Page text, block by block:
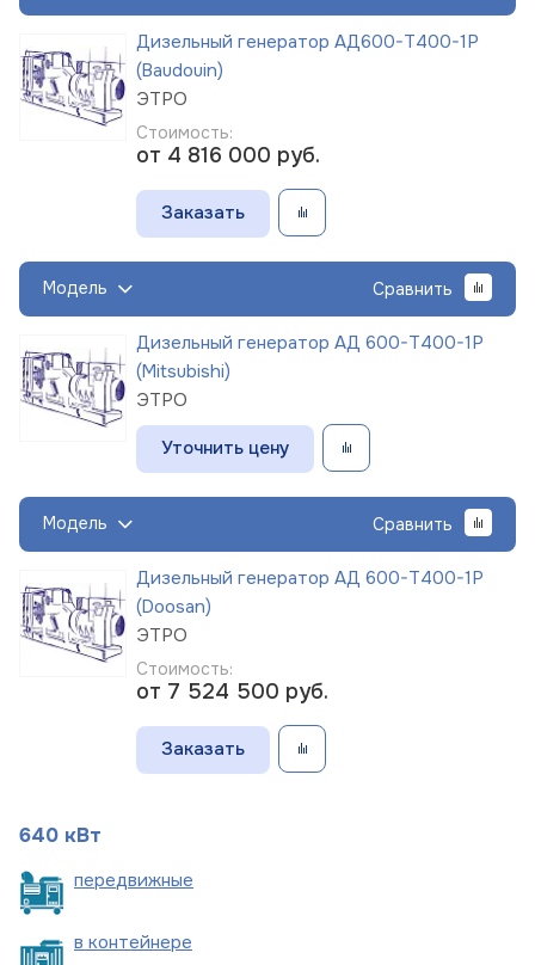
Дизельный генератор АД600-Т400-1Р
(Baudouin)
ЭТРО
Стоимость:
от 4 816 000 руб.
Заказать
Модель Сравнить
Дизельный генератор АД 600-Т400-1Р
(Mitsubishi)
ЭТРО
Уточнить цену
Модель Сравнить
Дизельный генератор АД 600-Т400-1Р
(Doosan)
ЭТРО
Стоимость:
от 7 524 500 руб.
Заказать
640 кВт
передвижные
в контейнере